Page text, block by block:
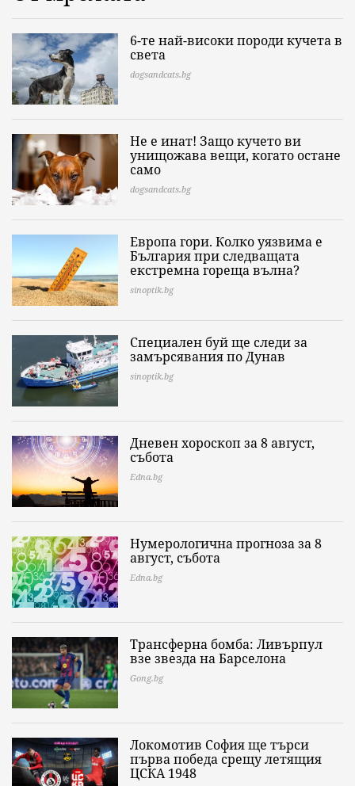
6-те най-високи породи кучета в
света
dogsandcats.bg
Не е инат! Защо кучето ви
унищожава вещи, когато остане
само
dogsandcats.bg
Европа гори. Колко уязвима е
България при следващата
екстремна гореща вълна?
sinoptik.bg
Специален буй ще следи за
замърсявания по Дунав
sinoptik.bg
Дневен хороскоп за 8 август,
събота
Edna.bg
Нумерологична прогноза за 8
август, събота
Edna.bg
Трансферна бомба: Ливърпул
взе звезда на Барселона
Gong.bg
Локомотив София ще търси
първа победа срещу летящия
ЦСКА 1948